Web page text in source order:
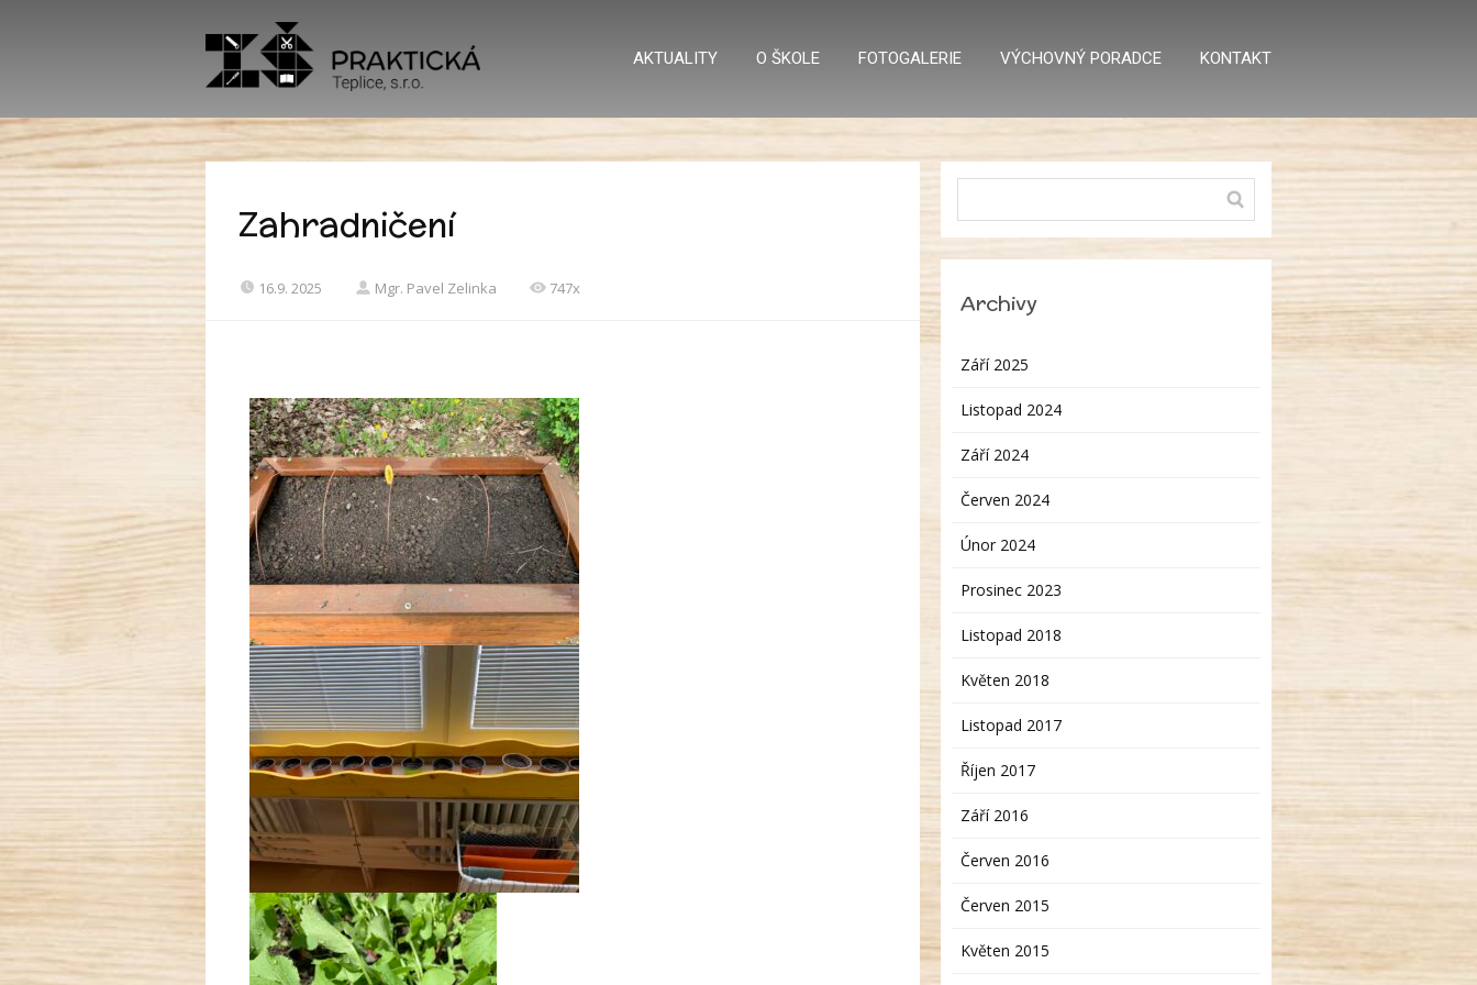
AKTUALITY O ŠKOLE FOTOGALERIE VÝCHOVNÝ PORADCE KONTAKT
Zahradničení
16.9. 2025 Mgr. Pavel Zelinka 747x
Archivy
Září 2025
Listopad 2024
Září 2024
Červen 2024
Únor 2024
Prosinec 2023
Listopad 2018
Květen 2018
Listopad 2017
Říjen 2017
Září 2016
Červen 2016
Červen 2015
Květen 2015